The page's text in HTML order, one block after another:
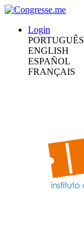
Login
PORTUGUÊS
ENGLISH
ESPAÑOL
FRANÇAIS